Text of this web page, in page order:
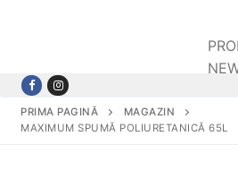
PRIMA PAGINĂ
MAGAZIN
MAXIMUM SPUMĂ POLIURETANICĂ 65L